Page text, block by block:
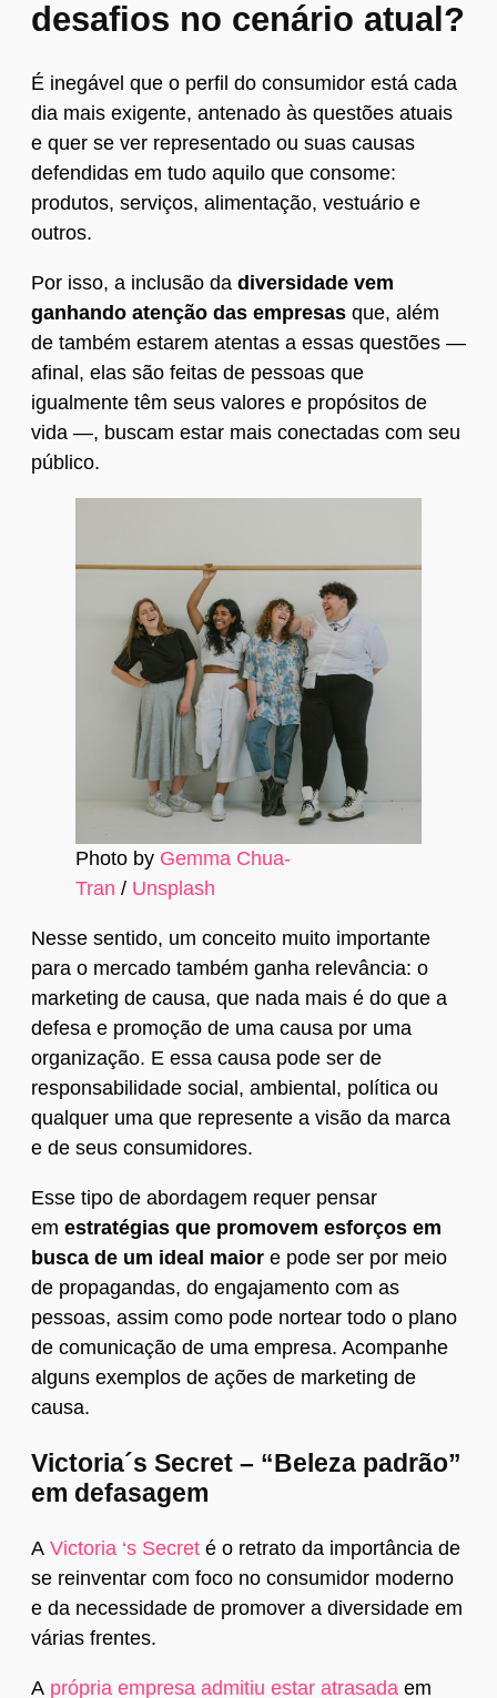
desafios no cenário atual?
É inegável que o perfil do consumidor está cada
dia mais exigente, antenado às questões atuais
e quer se ver representado ou suas causas
defendidas em tudo aquilo que consome:
produtos, serviços, alimentação, vestuário e
outros.
Por isso, a inclusão da diversidade vem
ganhando atenção das empresas que, além
de também estarem atentas a essas questões —
afinal, elas são feitas de pessoas que
igualmente têm seus valores e propósitos de
vida —, buscam estar mais conectadas com seu
público.
Photo by Gemma Chua-
Tran / Unsplash
Nesse sentido, um conceito muito importante
para o mercado também ganha relevância: o
marketing de causa, que nada mais é do que a
defesa e promoção de uma causa por uma
organização. E essa causa pode ser de
responsabilidade social, ambiental, política ou
qualquer uma que represente a visão da marca
e de seus consumidores.
Esse tipo de abordagem requer pensar
em estratégias que promovem esforços em
busca de um ideal maior e pode ser por meio
de propagandas, do engajamento com as
pessoas, assim como pode nortear todo o plano
de comunicação de uma empresa. Acompanhe
alguns exemplos de ações de marketing de
causa.
Victoria´s Secret – “Beleza padrão”
em defasagem
A Victoria ‘s Secret é o retrato da importância de
se reinventar com foco no consumidor moderno
e da necessidade de promover a diversidade em
várias frentes.
A própria empresa admitiu estar atrasada em